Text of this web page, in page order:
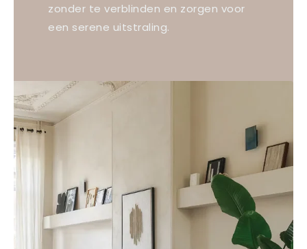
zonder te verblinden en zorgen voor
een serene uitstraling.